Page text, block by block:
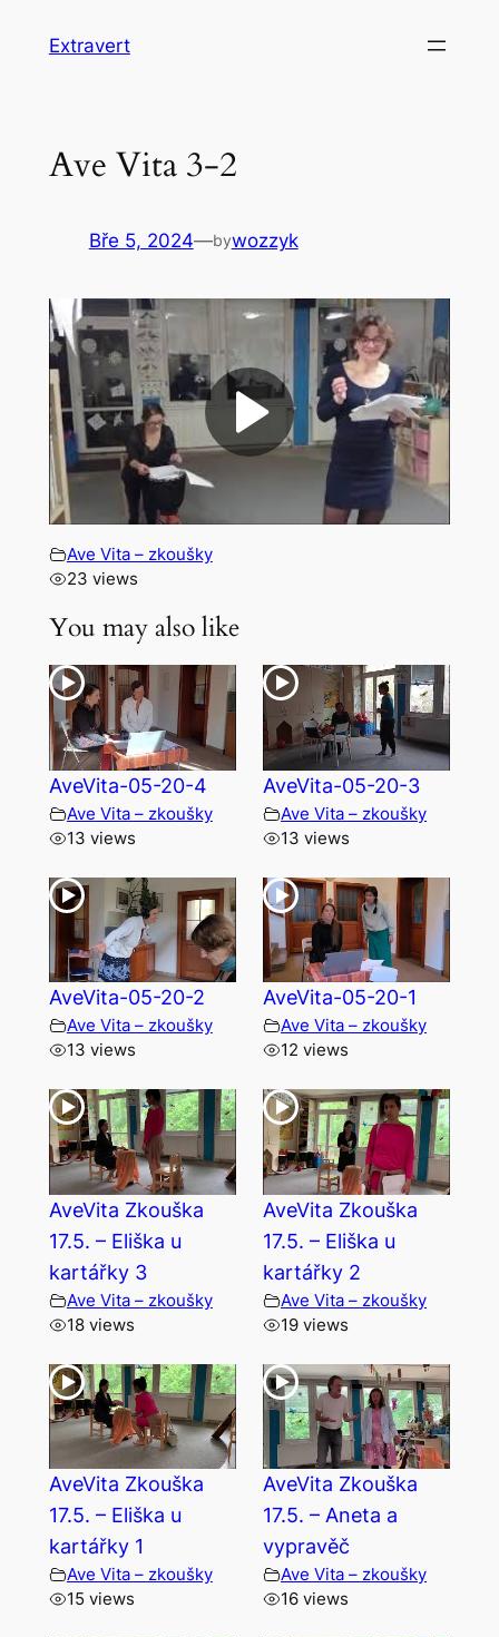
Extravert
Ave Vita 3-2
Bře 5, 2024—bywozzyk
Ave Vita – zkoušky
23 views
You may also like
AveVita-05-20-4
Ave Vita – zkoušky
13 views
AveVita-05-20-3
Ave Vita – zkoušky
13 views
AveVita-05-20-2
Ave Vita – zkoušky
13 views
AveVita-05-20-1
Ave Vita – zkoušky
12 views
AveVita Zkouška
17.5. – Eliška u
kartářky 3
Ave Vita – zkoušky
18 views
AveVita Zkouška
17.5. – Eliška u
kartářky 2
Ave Vita – zkoušky
19 views
AveVita Zkouška
17.5. – Eliška u
kartářky 1
Ave Vita – zkoušky
15 views
AveVita Zkouška
17.5. – Aneta a
vypravěč
Ave Vita – zkoušky
16 views